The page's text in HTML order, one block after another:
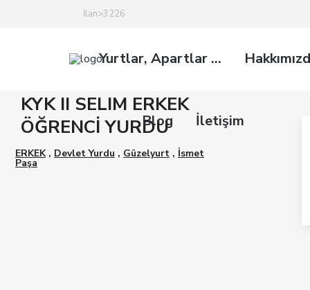
İlan>3226
Yurtlar, Apartlar …
Blog İletişim
KYK II SELIM ERKEK
ÖĞRENCİ YURDU
ERKEK, Devlet Yurdu , Güzelyurt , İsmet
Paşa